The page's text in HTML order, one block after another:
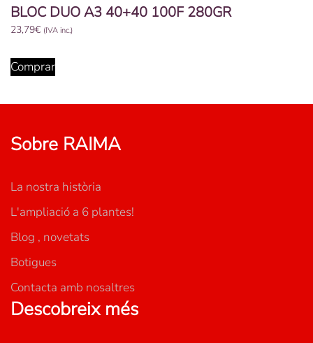
BLOC DUO A3 40+40 100F 280GR
23,79€ (IVA inc.)
Comprar
Sobre RAIMA
La nostra història
L'ampliació a 6 plantes!
Blog , novetats
Botigues
Contacta amb nosaltres
Descobreix més